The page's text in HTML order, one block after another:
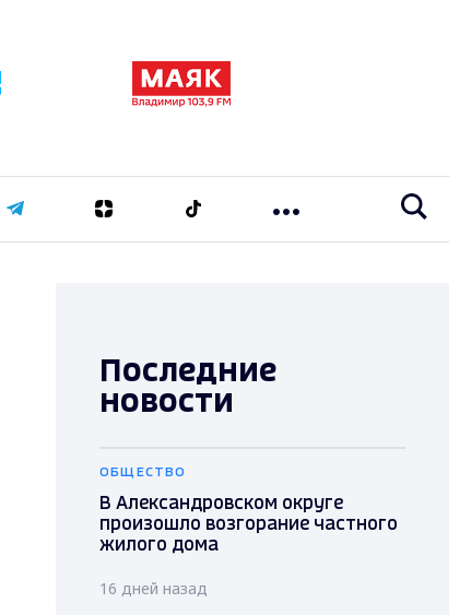
Последние
новости
ОБЩЕСТВО
В Александровском округе
произошло возгорание частного
жилого дома
16 дней назад